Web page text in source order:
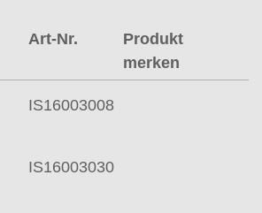
Art-Nr.
Produkt
merken
IS16003008
IS16003030